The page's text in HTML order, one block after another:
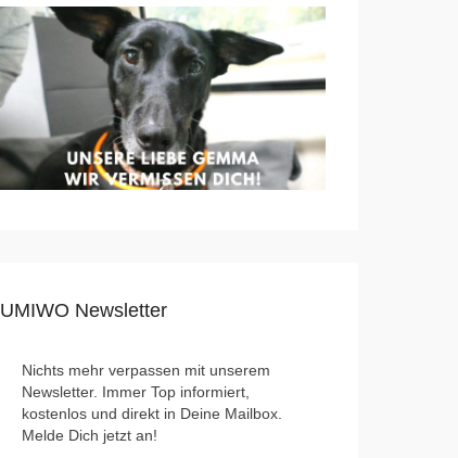
UMIWO Newsletter
Nichts mehr verpassen mit unserem
Newsletter. Immer Top informiert,
kostenlos und direkt in Deine Mailbox.
Melde Dich jetzt an!